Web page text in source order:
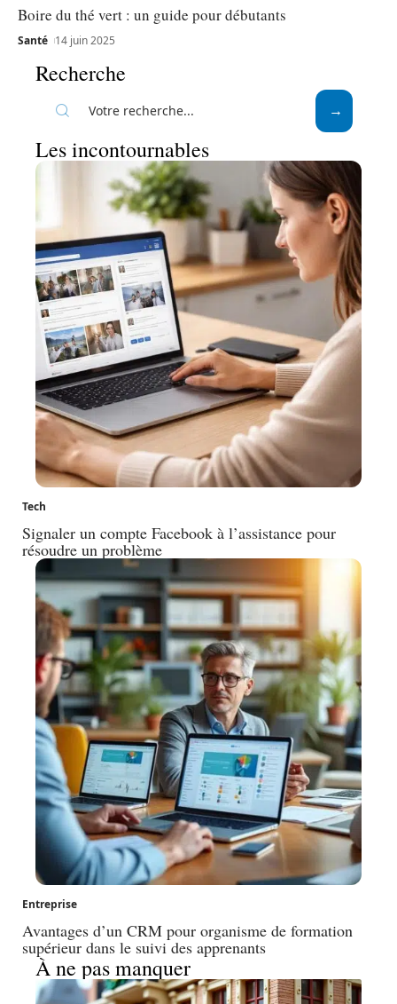
Boire du thé vert : un guide pour débutants
Santé 14 juin 2025
Recherche
Les incontournables
Tech
Signaler un compte Facebook à l’assistance pour
résoudre un problème
Entreprise
Avantages d’un CRM pour organisme de formation
supérieur dans le suivi des apprenants
À ne pas manquer